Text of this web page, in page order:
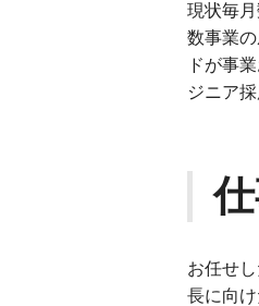
現状毎
数事業
ドが事
ジニア
お任せ
長に向